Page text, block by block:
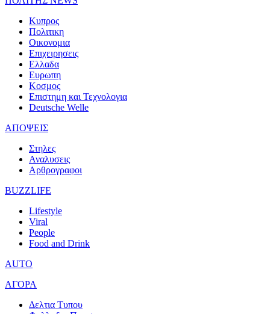
Κυπρος
Πολιτικη
Οικονομια
Επιχειρησεις
Ελλαδα
Ευρωπη
Κοσμος
Επιστημη και Τεχνολογια
Deutsche Welle
ΑΠΟΨΕΙΣ
Στηλες
Αναλυσεις
Αρθρογραφοι
BUZZLIFE
Lifestyle
Viral
People
Food and Drink
AUTO
ΑΓΟΡΑ
Δελτια Τυπου